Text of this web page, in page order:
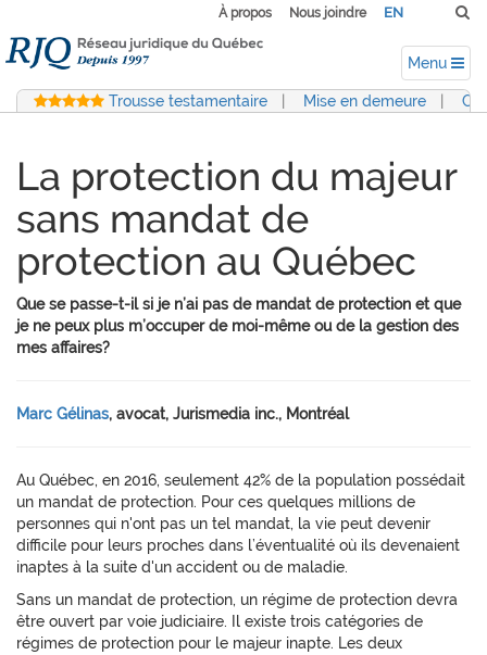
À propos Nous joindre EN
Menu
Trousse testamentaire Mise en demeure
La protection du majeur
sans mandat de
protection au Québec
Que se passe-t-il si je n’ai pas de mandat de protection et que
je ne peux plus m’occuper de moi-même ou de la gestion des
mes affaires?
Marc Gélinas, avocat, Jurismedia inc., Montréal
Au Québec, en 2016, seulement 42% de la population possédait
un mandat de protection. Pour ces quelques millions de
personnes qui n'ont pas un tel mandat, la vie peut devenir
difficile pour leurs proches dans l’éventualité où ils devenaient
inaptes à la suite d'un accident ou de maladie.
Sans un mandat de protection, un régime de protection devra
être ouvert par voie judiciaire. Il existe trois catégories de
régimes de protection pour le majeur inapte. Les deux